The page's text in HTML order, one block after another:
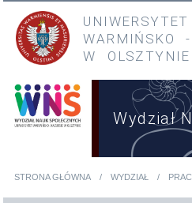
Przejdź do treści
Przejdź do menu głównego
UNIWERSYTET
WARMIŃSKO
W OLSZTYNIE
Wydział
STRONA GŁÓWNA WYDZIAŁ